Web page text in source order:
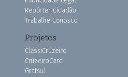
Repórter Cidadão
Trabalhe Conosco
Projetos
ClassiCruzeiro
CruzeiroCard
Grafsul